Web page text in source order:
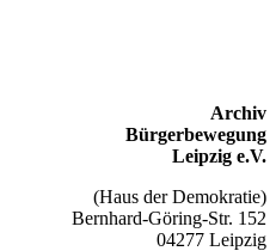
Archiv
Bürgerbewegung
Leipzig e.V.
(Haus der Demokratie)
Bernhard-Göring-Str. 152
04277 Leipzig